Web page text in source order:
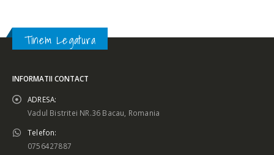
Tinem Legatura
INFORMATII CONTACT
ADRESA:
Vadul Bistritei NR.36 Bacau, Romania
Telefon:
0756427887